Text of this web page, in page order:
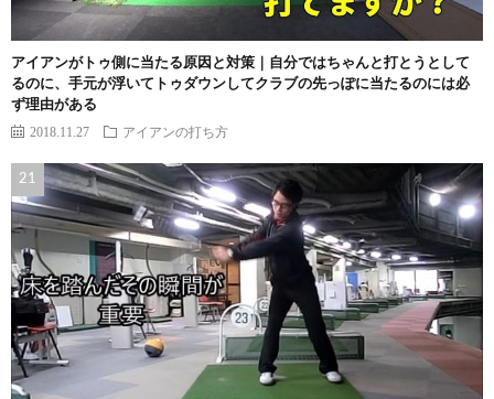
アイアンがトゥ側に当たる原因と対策｜自分ではちゃんと打とうとして
るのに、手元が浮いてトゥダウンしてクラブの先っぽに当たるのには必
ず理由がある
2018.11.27 アイアンの打ち方